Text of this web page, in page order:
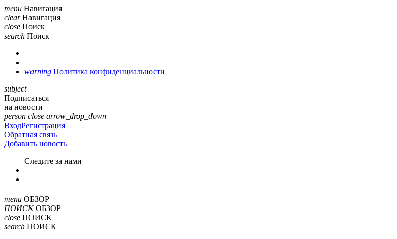
menu Навигация
clear Навигация
close Поиск
search Поиск
warning Политика конфиденциальности
subject
Подписаться
на новости
person close arrow_drop_down
ВходРегистрация
Обратная связь
Добавить новость
Cледите за нами
menu ОБЗОР
ПОИСК ОБЗОР
close ПОИСК
search ПОИСК